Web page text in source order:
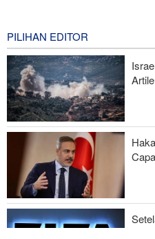
Gharibabadi: Kesepahaman
Pembukaan Penuh Selat
Trump Ancam Wartawan AS
Hukuman Penjara Panjang
Iran dan Irak Kembangan
Budaya
Yedioth Ahronoth: 170 Ribu
Diri
PILIHAN EDITOR